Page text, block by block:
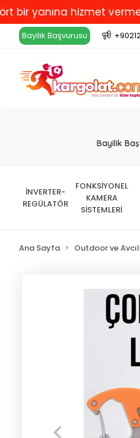
hizmet vermekten
Bayilik Başvurusu
Bayilik
İNVERTER-
REGÜLATÖR
FONKSİYONEL
KAMERA
SİSTEMLERİ
Ana Sayfa Outdoor ve